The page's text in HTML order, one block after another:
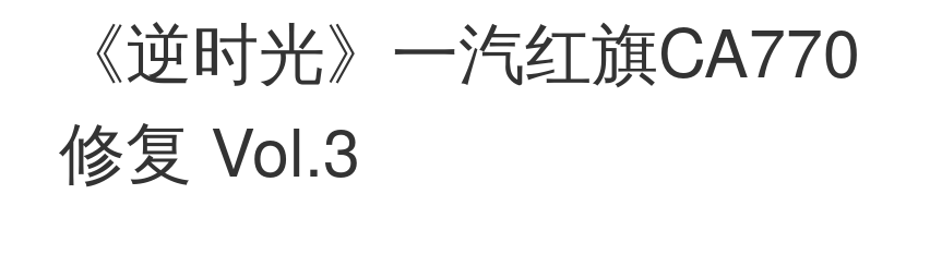
《逆时光》一汽红旗CA770
修复 Vol.3